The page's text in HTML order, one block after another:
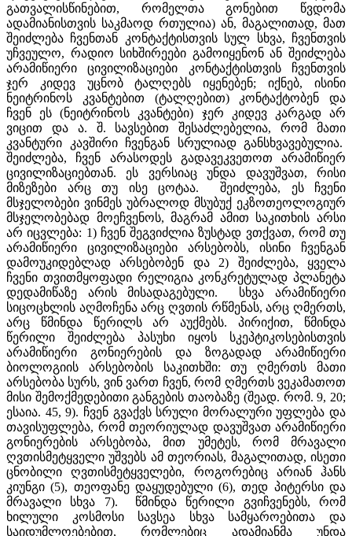
გათვალისწინებით, რომელთა გონებით წვდომა
ადამიანისთვის საკმაოდ რთულია) ან, მაგალითად, მათ
შეიძლება ჩვენთან კონტაქტისთვის სულ სხვა, ჩვენთვის
უჩვეულო, რადიო სიხშირეები გამოიყენონ ან შეიძლება
არამიწიერი ცივილიზაციები კონტაქტისთვის ჩვენთვის
ჯერ კიდევ უცნობ ტალღებს იყენებენ; იქნებ, ისინი
ნეიტრინოს კვანტებით (ტალღებით) კონტაქტობენ და
ჩვენ ეს (ნეიტრინოს კვანტები) ჯერ კიდევ კარგად არ
ვიცით და ა. შ. სავსებით შესაძლებელია, რომ მათი
კვანტური კავშირი ჩვენგან სრულიად განსხვავებულია.
შეიძლება, ჩვენ არასოდეს გადავეკვეთოთ არამიწიერ
ცივილიზაციებთან. ეს ვერსიაც უნდა დავუშვათ, რისი
მიზეზები არც თუ ისე ცოტაა. შეიძლება, ეს ჩვენი
მსჯელობები ვინმეს უბრალოდ მსუბუქ ეკზოთეოლოგიურ
მსჯელობებად მოეჩვენოს, მაგრამ ამით საკითხის არსი
არ იცვლება: 1) ჩვენ შეგვიძლია ზუსტად ვთქვათ, რომ თუ
არამიწიერი ცივილიზაციები არსებობს, ისინი ჩვენგან
დამოუკიდებლად არსებობენ და 2) შეიძლება, ყველა
ჩვენი თვითმყოფადი რელიგია კონკრეტულად პლანეტა
დედამიწაზე არის მისადაგებული. სხვა არამიწიერი
სიცოცხლის აღმოჩენა არც ღვთის რწმენას, არც ღმერთს,
არც წმინდა წერილს არ აუქმებს. პირიქით, წმინდა
წერილი შეიძლება პასუხი იყოს სკეპტიკოსებისთვის
არამიწიერი გონიერების და ზოგადად არამიწიერი
ბიოლოგიის არსებობის საკითხში: თუ ღმერთს მათი
არსებობა სურს, ვინ ვართ ჩვენ, რომ ღმერთს ვეკამათოთ
მისი შემოქმედებითი განგების თაობაზე (შეად. რომ. 9, 20;
ესაია. 45, 9). ჩვენ გვაქვს სრული მორალური უფლება და
თავისუფლება, რომ თეორიულად დავუშვათ არამიწიერი
გონიერების არსებობა, მით უმეტეს, რომ მრავალი
ღვთისმეტყველი უშვებს ამ თეორიას, მაგალითად, ისეთი
ცნობილი ღვთისმეტყველები, როგორებიც არიან ჰანს
კიუნგი (5), თეოფანე დაყუდებული (6), თედ პიტერსი და
მრავალი სხვა 7). წმინდა წერილი გვიჩვენებს, რომ
ხილული კოსმოსი სავსეა სხვა სამყაროებითა და
საიდუმლოებებით, რომლებიც ადამიანმა უნდა